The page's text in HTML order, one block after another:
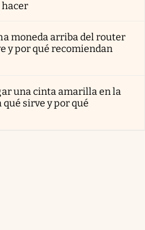
moneda arriba del router
y por qué recomiendan
una cinta amarilla en la
sirve y por qué